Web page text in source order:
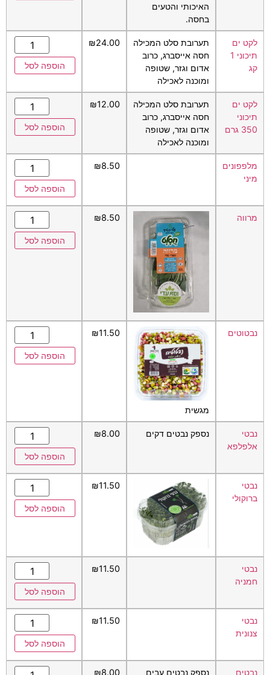
האיכותי והטעים
בחסה.
לקט ים
תיכוני 1
קג
תערובת סלט המכילה
חסה אייסברג, כרוב
אדום וגזר, שטופה
ומוכנה לאכילה
₪24.00
הוספה לסל
לקט ים
תיכוני
350 גרם
תערובת סלט המכילה
חסה אייסברג, כרוב
אדום וגזר, שטופה
ומוכנה לאכילה
₪12.00
הוספה לסל
מלפפונים
מיני
₪8.50
הוספה לסל
מרווה ₪8.50
הוספה לסל
נבטוטים
מגשית
₪11.50
הוספה לסל
נבטי
אלפלפא
נספק נבטים דקים ₪8.00
הוספה לסל
נבטי
ברוקולי
₪11.50
הוספה לסל
נבטי
חמניה
₪11.50
הוספה לסל
נבטי
צנונית
₪11.50
הוספה לסל
נבטים נספק נבטים עבים ₪8.00